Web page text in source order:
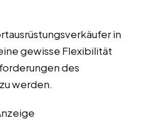
in
gewisse Flexibilität
des
werden.